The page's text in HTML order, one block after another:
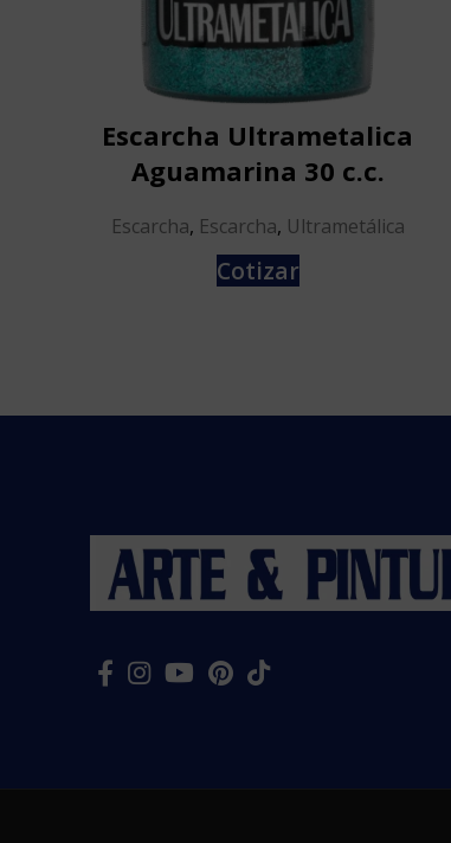
Escarcha Ultrametalica
Aguamarina 30 c.c.
Escarcha, Escarcha, Ultrametálica
Cotizar